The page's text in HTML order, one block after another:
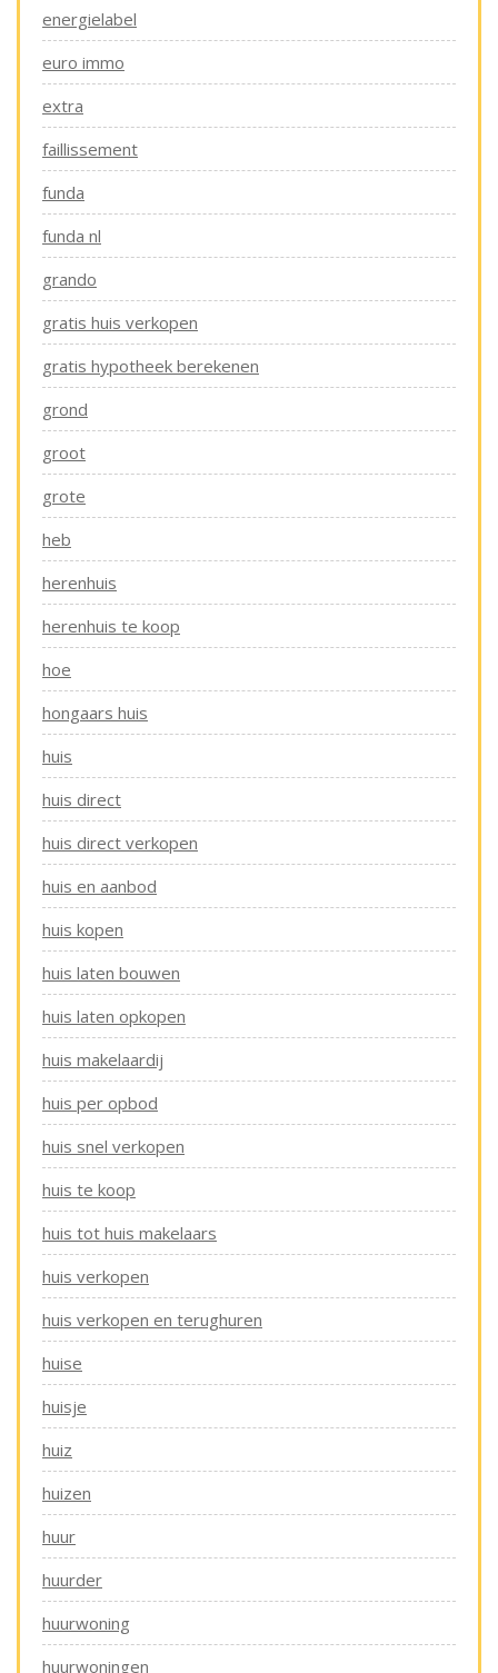
energielabel
euro immo
extra
faillissement
funda
funda nl
grando
gratis huis verkopen
gratis hypotheek berekenen
grond
groot
grote
heb
herenhuis
herenhuis te koop
hoe
hongaars huis
huis
huis direct
huis direct verkopen
huis en aanbod
huis kopen
huis laten bouwen
huis laten opkopen
huis makelaardij
huis per opbod
huis snel verkopen
huis te koop
huis tot huis makelaars
huis verkopen
huis verkopen en terughuren
huise
huisje
huiz
huizen
huur
huurder
huurwoning
huurwoningen